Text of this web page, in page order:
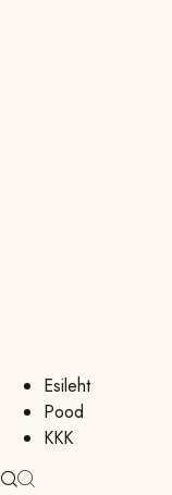
Esileht
Pood
KKK